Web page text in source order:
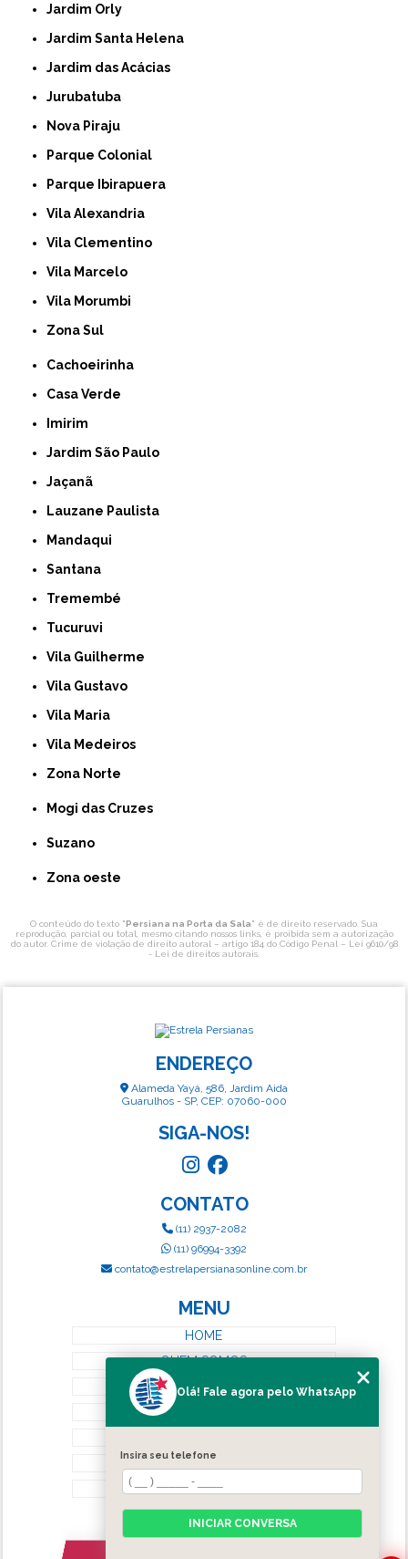
Jardim Orly
Jardim Santa Helena
Jardim das Acácias
Jurubatuba
Nova Piraju
Parque Colonial
Parque Ibirapuera
Vila Alexandria
Vila Clementino
Vila Marcelo
Vila Morumbi
Zona Sul
Cachoeirinha
Casa Verde
Imirim
Jardim São Paulo
Jaçanã
Lauzane Paulista
Mandaqui
Santana
Tremembé
Tucuruvi
Vila Guilherme
Vila Gustavo
Vila Maria
Vila Medeiros
Zona Norte
Mogi das Cruzes
Suzano
Zona oeste
O conteúdo do texto "Persiana na Porta da Sala" é de direito reservado. Sua
reprodução, parcial ou total, mesmo citando nossos links, é proibida sem a autorização
do autor. Crime de violação de direito autoral – artigo 184 do Código Penal – Lei 9610/98
- Lei de direitos autorais
ENDEREÇO
Alameda Yayá, 586, Jardim Aida
Guarulhos - SP, CEP: 07060-000
SIGA-NOS!
CONTATO
(11) 2937-2082
(11) 96994-3392
contato@estrelapersianasonline.com.br
MENU
HOME
QUEM SOMOS
SERVIÇOS
CATEGORIAS
MAPA DO SITE
Olá! Fale agora pelo WhatsApp
Insira seu telefone
INICIAR CONVERSA